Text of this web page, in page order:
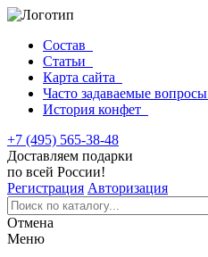
Состав
Статьи
Карта сайта
Часто задаваемые вопросы
История конфет
+7 (495) 565-38-48
Доставляем подарки
по всей России!
Регистрация Авторизация
Отмена
Меню